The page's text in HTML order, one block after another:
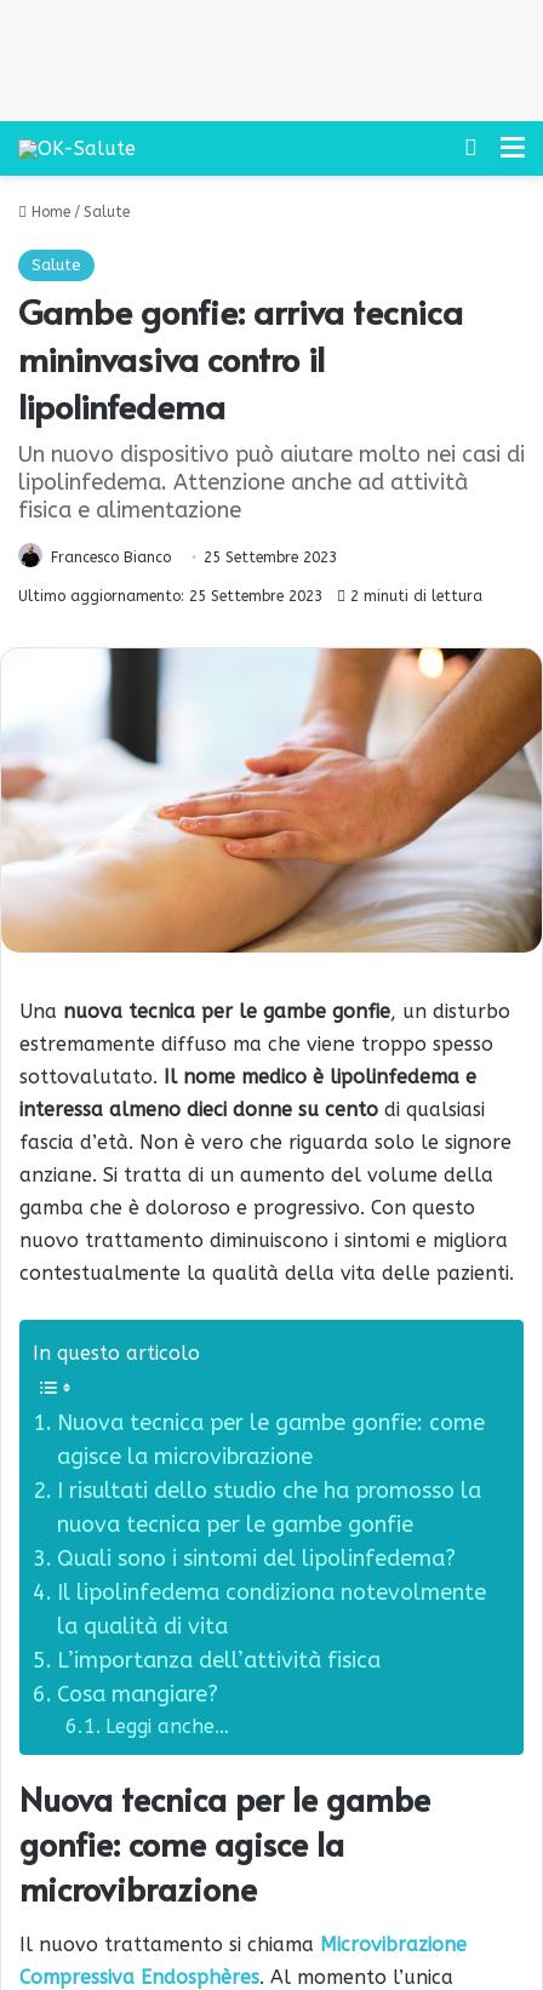
Cerca
Home / Salute
Salute
Gambe gonfie: arriva tecnica
mininvasiva contro il
lipolinfedema
Un nuovo dispositivo può aiutare molto nei casi di
lipolinfedema. Attenzione anche ad attività
fisica e alimentazione
Francesco Bianco 25 Settembre 2023
Ultimo aggiornamento: 25 Settembre 2023 2 minuti di lettura
Una nuova tecnica per le gambe gonfie, un disturbo
estremamente diffuso ma che viene troppo spesso
sottovalutato. Il nome medico è lipolinfedema e
interessa almeno dieci donne su cento di qualsiasi
fascia d’età. Non è vero che riguarda solo le signore
anziane. Si tratta di un aumento del volume della
gamba che è doloroso e progressivo. Con questo
nuovo trattamento diminuiscono i sintomi e migliora
contestualmente la qualità della vita delle pazienti.
In questo articolo
Nuova tecnica per le gambe gonfie: come
agisce la microvibrazione
I risultati dello studio che ha promosso la
nuova tecnica per le gambe gonfie
Quali sono i sintomi del lipolinfedema?
Il lipolinfedema condiziona notevolmente
la qualità di vita
L’importanza dell’attività fisica
Cosa mangiare?
Leggi anche…
Nuova tecnica per le gambe
gonfie: come agisce la
microvibrazione
Il nuovo trattamento si chiama Microvibrazione
Compressiva Endosphères. Al momento l’unica